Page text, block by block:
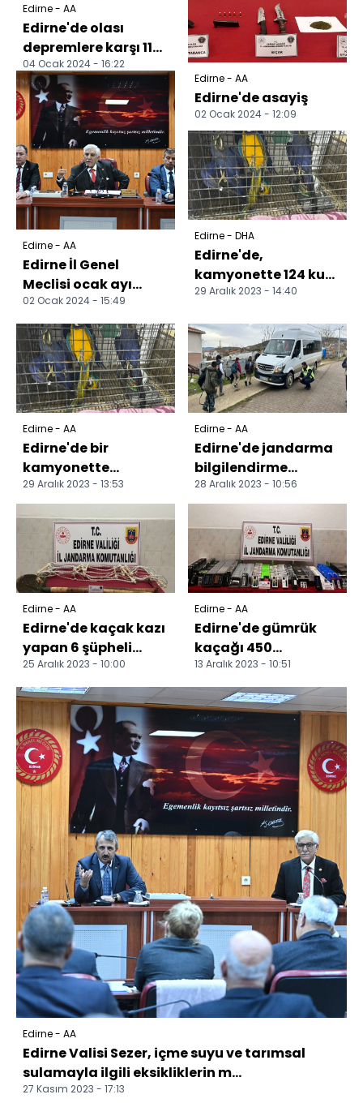
Edirne - AA
Edirne'de olası
depremlere karşı 11
konteyner barınma
alanı bulunuyor
04 Ocak 2024 - 16:22
Edirne - AA
Edirne İl Genel
Meclisi ocak ayı
toplantıları başladı
02 Ocak 2024 - 15:49
Edirne - AA
Edirne'de asayiş
02 Ocak 2024 - 12:09
Edirne - DHA
Edirne'de,
kamyonette 124 kuş
ele geçirildi
29 Aralık 2023 - 14:40
Edirne - AA
Edirne'de bir
kamyonette
Türkiye'ye kaçak
getirildiği belirlenen
cins kuşla...
29 Aralık 2023 - 13:53
Edirne - AA
Edirne'de jandarma
bilgilendirme
faaliyetlerini
sürdürüyor
28 Aralık 2023 - 10:56
Edirne - AA
Edirne'de kaçak kazı
yapan 6 şüpheli
suçüstü yakalandı
25 Aralık 2023 - 10:00
Edirne - AA
Edirne'de gümrük
kaçağı 450
elektronik sigara ele
geçirildi
13 Aralık 2023 - 10:51
Edirne - AA
Edirne Valisi Sezer, içme suyu ve tarımsal
sulamayla ilgili eksikliklerin m...
27 Kasım 2023 - 17:13